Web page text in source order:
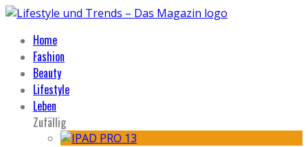
Home
Fashion
Beauty
Lifestyle
Leben
Zufällig